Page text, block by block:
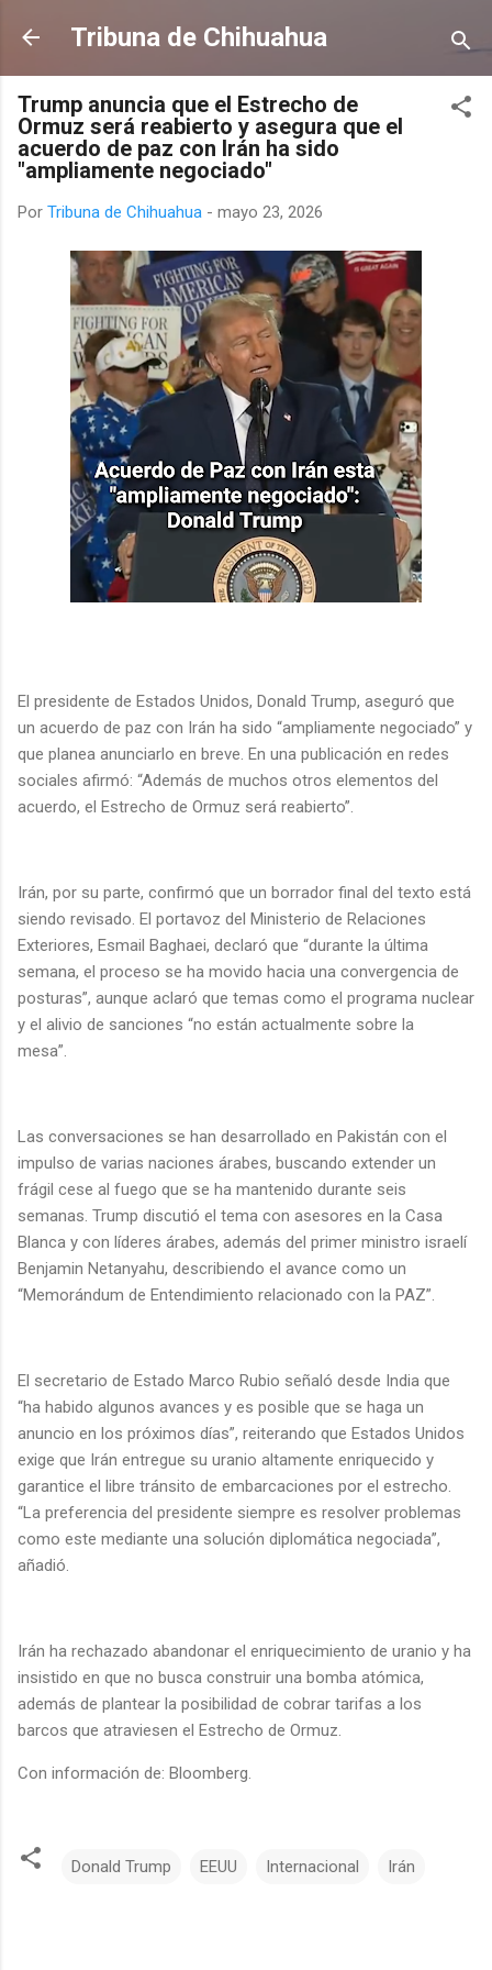
Ir al contenido principal
Tribuna de Chihuahua
Trump anuncia que el Estrecho de
Ormuz será reabierto y asegura que el
acuerdo de paz con Irán ha sido
"ampliamente negociado"
Por Tribuna de Chihuahua - mayo 23, 2026
El presidente de Estados Unidos, Donald Trump, aseguró que
un acuerdo de paz con Irán ha sido “ampliamente negociado” y
que planea anunciarlo en breve. En una publicación en redes
sociales afirmó: “Además de muchos otros elementos del
acuerdo, el Estrecho de Ormuz será reabierto”.
Irán, por su parte, confirmó que un borrador final del texto está
siendo revisado. El portavoz del Ministerio de Relaciones
Exteriores, Esmail Baghaei, declaró que “durante la última
semana, el proceso se ha movido hacia una convergencia de
posturas”, aunque aclaró que temas como el programa nuclear
y el alivio de sanciones “no están actualmente sobre la
mesa”.
Las conversaciones se han desarrollado en Pakistán con el
impulso de varias naciones árabes, buscando extender un
frágil cese al fuego que se ha mantenido durante seis
semanas. Trump discutió el tema con asesores en la Casa
Blanca y con líderes árabes, además del primer ministro israelí
Benjamin Netanyahu, describiendo el avance como un
“Memorándum de Entendimiento relacionado con la PAZ”.
El secretario de Estado Marco Rubio señaló desde India que
“ha habido algunos avances y es posible que se haga un
anuncio en los próximos días”, reiterando que Estados Unidos
exige que Irán entregue su uranio altamente enriquecido y
garantice el libre tránsito de embarcaciones por el estrecho.
“La preferencia del presidente siempre es resolver problemas
como este mediante una solución diplomática negociada”,
añadió.
Irán ha rechazado abandonar el enriquecimiento de uranio y ha
insistido en que no busca construir una bomba atómica,
además de plantear la posibilidad de cobrar tarifas a los
barcos que atraviesen el Estrecho de Ormuz.
Con información de: Bloomberg.
Donald Trump EEUU Internacional Irán